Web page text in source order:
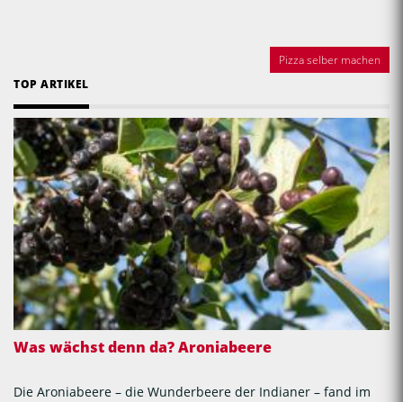
Pizza selber machen
TOP ARTIKEL
Was wächst denn da? Aroniabeere
Die Aroniabeere – die Wunderbeere der Indianer – fand im